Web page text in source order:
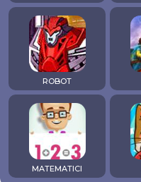
ROBOT
MATEMATICI